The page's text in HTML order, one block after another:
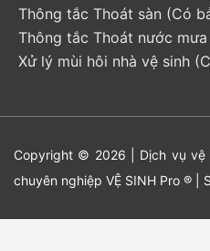
Thông tắc Thoát sàn (Có
Thông tắc Thoát nước
Xử lý mùi hôi nhà vệ sinh
Copyright © 2026 | Dịch vụ vệ
chuyên nghiệp VỆ SINH Pro ® |